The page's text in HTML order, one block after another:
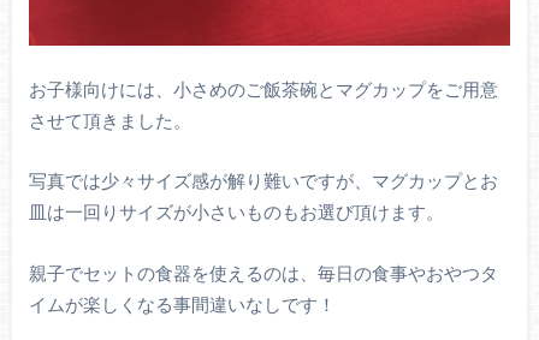
お子様向けには、小さめのご飯茶碗とマグカップをご用意
させて頂きました。
写真では少々サイズ感が解り難いですが、マグカップとお
皿は一回りサイズが小さいものもお選び頂けます。
親子でセットの食器を使えるのは、毎日の食事やおやつタ
イムが楽しくなる事間違いなしです！